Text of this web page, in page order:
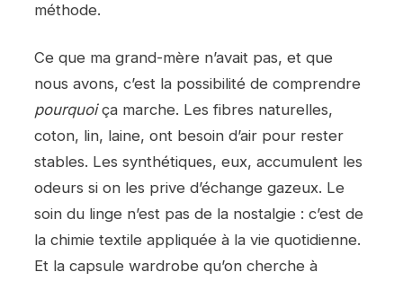
méthode.
Ce que ma grand-mère n’avait pas, et que
nous avons, c’est la possibilité de comprendre
pourquoiça marche. Les fibres naturelles,
coton, lin, laine, ont besoin d’air pour rester
stables. Les synthétiques, eux, accumulent les
odeurs si on les prive d’échange gazeux. Le
soin du linge n’est pas de la nostalgie : c’est de
la chimie textile appliquée à la vie quotidienne.
Et la capsule wardrobe qu’on cherche à